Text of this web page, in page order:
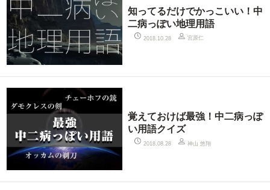
知ってるだけでかっこいい！中
二病っぽい地理用語
2018.10.28 宮原仁
覚えておけば最強！中二病っぽ
い用語クイズ
2018.08.28 神山 悠翔